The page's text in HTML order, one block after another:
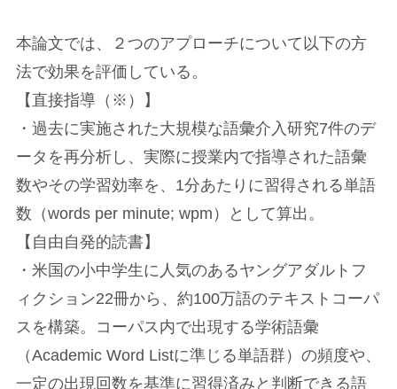
本論文では、２つのアプローチについて以下の方
法で効果を評価している。
【直接指導（※）】
・過去に実施された大規模な語彙介入研究7件のデ
ータを再分析し、実際に授業内で指導された語彙
数やその学習効率を、1分あたりに習得される単語
数（words per minute; wpm）として算出。
【自由自発的読書】
・米国の小中学生に人気のあるヤングアダルトフ
ィクション22冊から、約100万語のテキストコーパ
スを構築。コーパス内で出現する学術語彙
（Academic Word Listに準じる単語群）の頻度や、
一定の出現回数を基準に習得済みと判断できる語